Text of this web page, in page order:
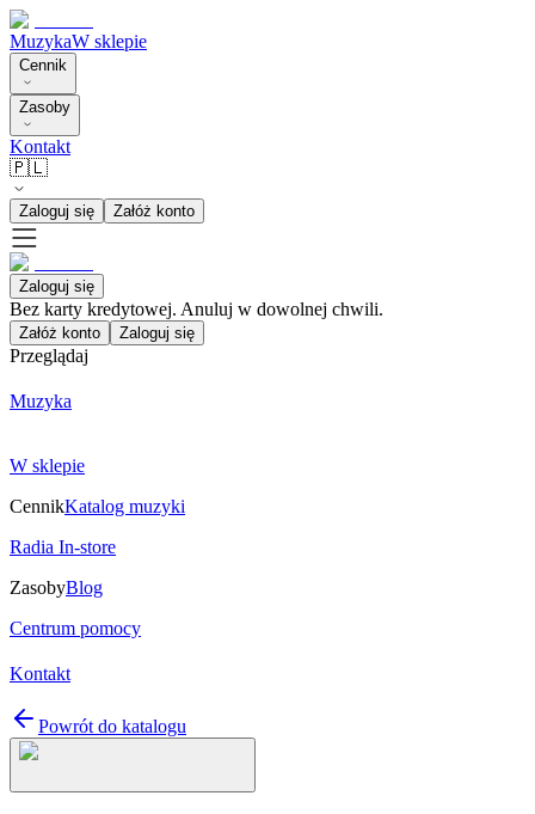
MuzykaW sklepie
Cennik
Zasoby
Kontakt
🇵🇱
Zaloguj się Załóż konto
Zaloguj się
Bez karty kredytowej. Anuluj w dowolnej chwili.
Załóż konto Zaloguj się
Przeglądaj
Muzyka
W sklepie
CennikKatalog muzyki
Radia In-store
ZasobyBlog
Centrum pomocy
Kontakt
Powrót do katalogu